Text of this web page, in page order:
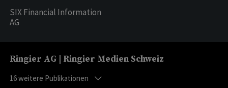
SIX Financial Information
AG
Ringier AG | Ringier Medien Schweiz
16weitere Publikationen